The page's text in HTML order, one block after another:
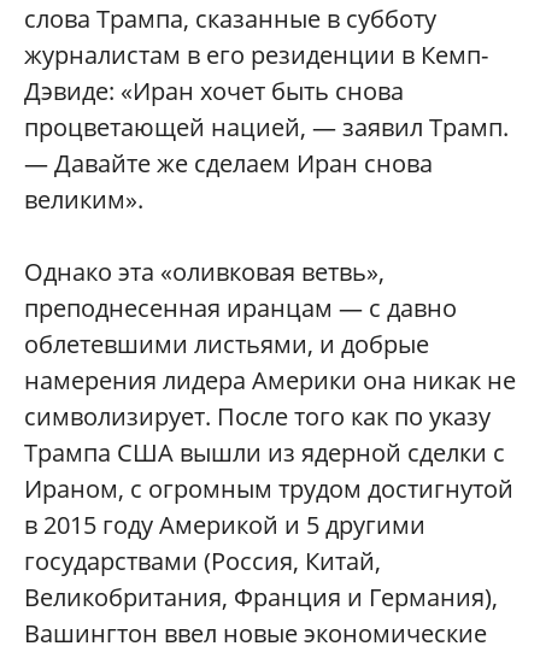
слова Трампа, сказанные в субботу
журналистам в его резиденции в Кемп-
Дэвиде: «Иран хочет быть снова
процветающей нацией, — заявил Трамп.
— Давайте же сделаем Иран снова
великим».
Однако эта «оливковая ветвь»,
преподнесенная иранцам — с давно
облетевшими листьями, и добрые
намерения лидера Америки она никак не
символизирует. После того как по указу
Трампа США вышли из ядерной сделки с
Ираном, с огромным трудом достигнутой
в 2015 году Америкой и 5 другими
государствами (Россия, Китай,
Великобритания, Франция и Германия),
Вашингтон ввел новые экономические